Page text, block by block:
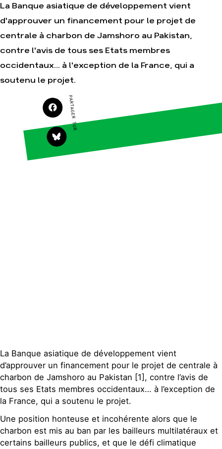
Agir
terrain
Agir au quotidien
Soutenir les
campagnes
Transmettre tout ou
partie de son
patrimoine
Télécharger
gratuitement les
guides éco-citoyens
Nos
Climat – Énergie
Surproduction
Multinationales
La Banque asiatique de développement vient
d'approuver un financement pour le projet de
centrale à charbon de Jamshoro au Pakistan,
contre l'avis de tous ses Etats membres
occidentaux... à l'exception de la France, qui a
soutenu le projet.
PARTAGER SUR
La Banque asiatique de développement vient
d’approuver un financement pour le projet de centrale à
charbon de Jamshoro au Pakistan [1], contre l’avis de
tous ses Etats membres occidentaux… à l’exception de
la France, qui a soutenu le projet.
Une position honteuse et incohérente alors que le
charbon est mis au ban par les bailleurs multilatéraux et
certains bailleurs publics, et que le défi climatique